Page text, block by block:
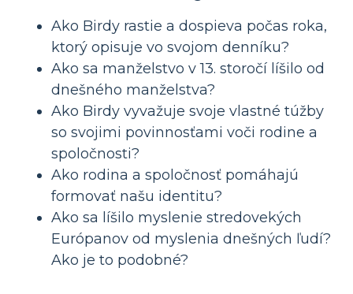
Ako Birdy rastie a dospieva počas roka,
ktorý opisuje vo svojom denníku?
Ako sa manželstvo v 13. storočí líšilo od
dnešného manželstva?
Ako Birdy vyvažuje svoje vlastné túžby
so svojimi povinnosťami voči rodine a
spoločnosti?
Ako rodina a spoločnosť pomáhajú
formovať našu identitu?
Ako sa líšilo myslenie stredovekých
Európanov od myslenia dnešných ľudí?
Ako je to podobné?